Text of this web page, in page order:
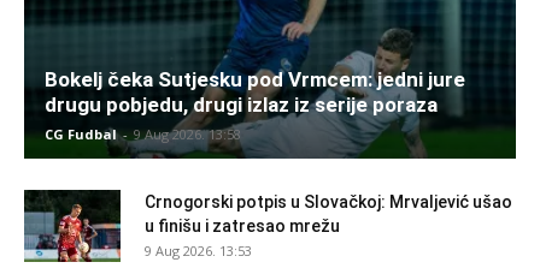
Bokelj čeka Sutjesku pod Vrmcem: jedni jure
drugu pobjedu, drugi izlaz iz serije poraza
CG Fudbal - 9 Aug 2026. 13:58
Crnogorski potpis u Slovačkoj: Mrvaljević ušao
u finišu i zatresao mrežu
9 Aug 2026. 13:53